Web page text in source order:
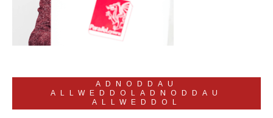
ADNODDAU
ALLWEDDOLADNODDAU
ALLWEDDOL